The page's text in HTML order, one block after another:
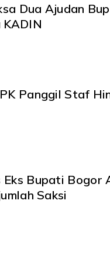
Dua Ajudan
Panggil Staf
Bupati Bogor
Saksi